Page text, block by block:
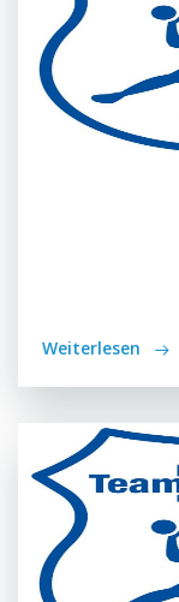
Weiterlesen